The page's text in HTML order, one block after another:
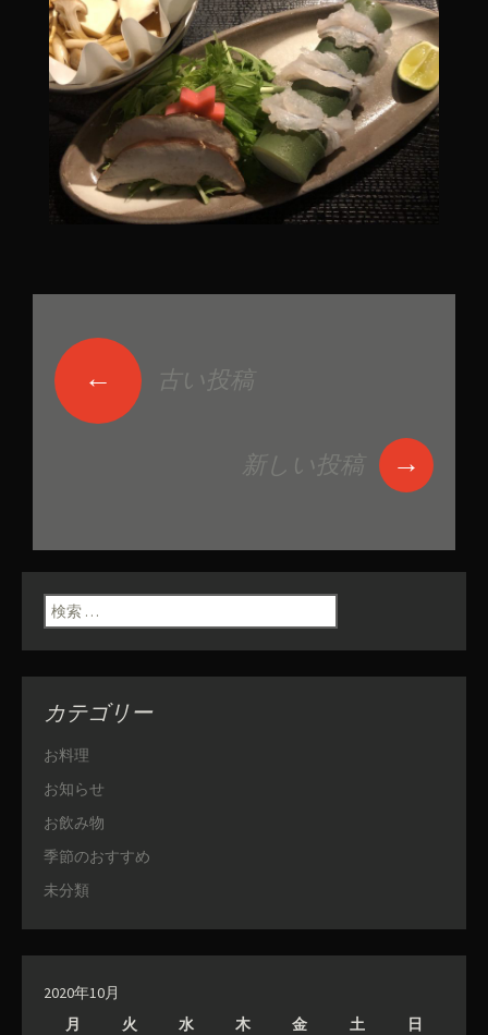
投稿ナビゲーショ
← 古い投稿
新しい投稿 →
検索:
カテゴリー
お料理
お知らせ
お飲み物
季節のおすすめ
未分類
2020年10月
月
火 水 木 金 土 日